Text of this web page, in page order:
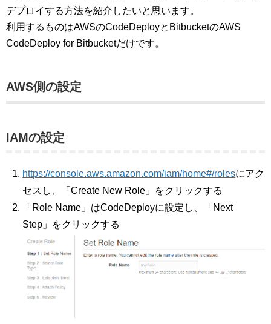
デプロイする方法を紹介したいと思います。
利用するものはAWSのCodeDeployとBitbucketのAWS
CodeDeploy for Bitbucketだけです。
AWS側の設定
IAMの設定
https://console.aws.amazon.com/iam/home#/rolesにアク
セスし、「Create New Role」をクリックする
「Role Name」はCodeDeployに設定し、「Next
Step」をクリックする